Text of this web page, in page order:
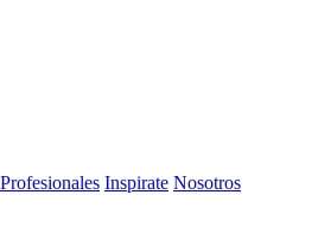
Profesionales Inspirate Nosotros